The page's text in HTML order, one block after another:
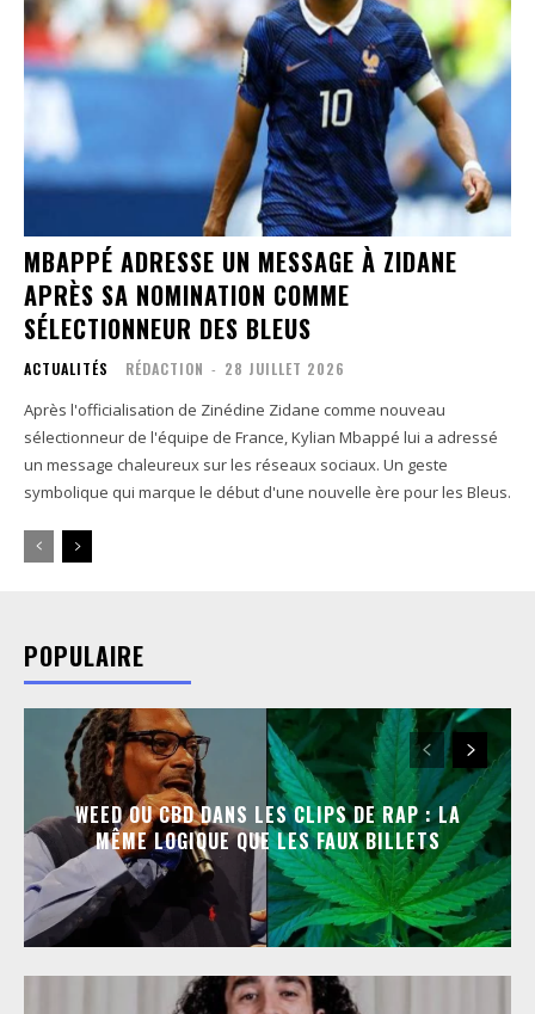
MBAPPÉ ADRESSE UN MESSAGE À ZIDANE
APRÈS SA NOMINATION COMME
SÉLECTIONNEUR DES BLEUS
ACTUALITÉS RÉDACTION - 28 JUILLET 2026
Après l'officialisation de Zinédine Zidane comme nouveau
sélectionneur de l'équipe de France, Kylian Mbappé lui a adressé
un message chaleureux sur les réseaux sociaux. Un geste
symbolique qui marque le début d'une nouvelle ère pour les Bleus.
POPULAIRE
WEED OU CBD DANS LES CLIPS DE RAP : LA
MÊME LOGIQUE QUE LES FAUX BILLETS